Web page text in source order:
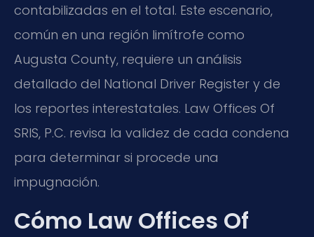
contabilizadas en el total. Este escenario,
común en una región limítrofe como
Augusta County, requiere un análisis
detallado del National Driver Register y de
los reportes interestatales. Law Offices Of
SRIS, P.C. revisa la validez de cada condena
para determinar si procede una
impugnación.
Cómo Law Offices Of